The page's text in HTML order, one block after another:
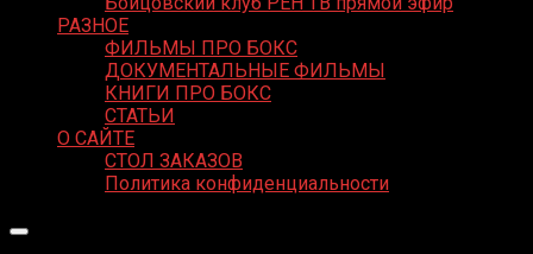
РАЗНОЕ
ФИЛЬМЫ ПРО БОКС
ДОКУМЕНТАЛЬНЫЕ ФИЛЬМЫ
КНИГИ ПРО БОКС
СТАТЬИ
О САЙТЕ
СТОЛ ЗАКАЗОВ
Политика конфиденциальности